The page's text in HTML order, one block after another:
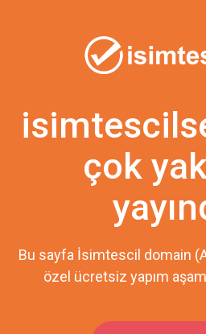
çok
Bu sayfa İsimtescil domain
özel ücretsiz yapım